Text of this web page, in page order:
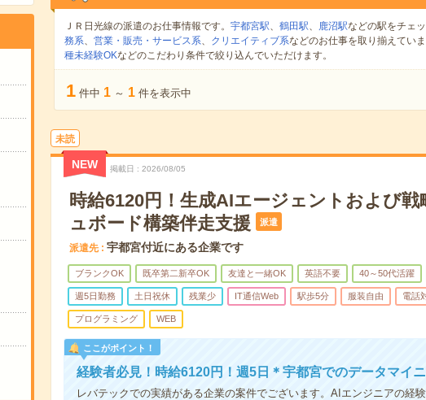
ＪＲ日光線の派遣のお仕事情報です。 宇都宮駅、 鶴田駅、 鹿沼駅などの駅をチェ
務系、 営業・販売・サービス系、 クリエイティブ系などのお仕事を取り揃えていま
種未経験OKなどのこだわり条件で絞り込んでいただけます。
1 件中 1 ～ 1 件を表示中
未読
NEW 掲載日 2026/08/05
時給6120円！生成AIエージェントおよび戦
ュボード構築伴走支援
派遣
派遣先 宇都宮付近にある企業です
ブランクOK 既卒第二新卒OK 友達と一緒OK 英語不要 40～50代活躍
週5日勤務 土日祝休 残業少 IT通信Web 駅歩5分 服装自由 電話
プログラミング WEB
ここがポイント！
経験者必見！時給6120円！週5日＊宇都宮でのデータマイ
レバテックでの実績がある企業の案件でございます。AIエンジニアの経